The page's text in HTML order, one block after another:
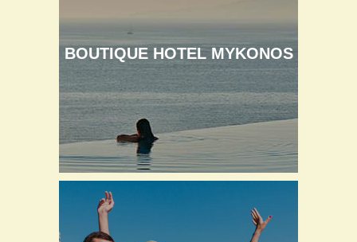
BOUTIQUE HOTEL MYKONOS